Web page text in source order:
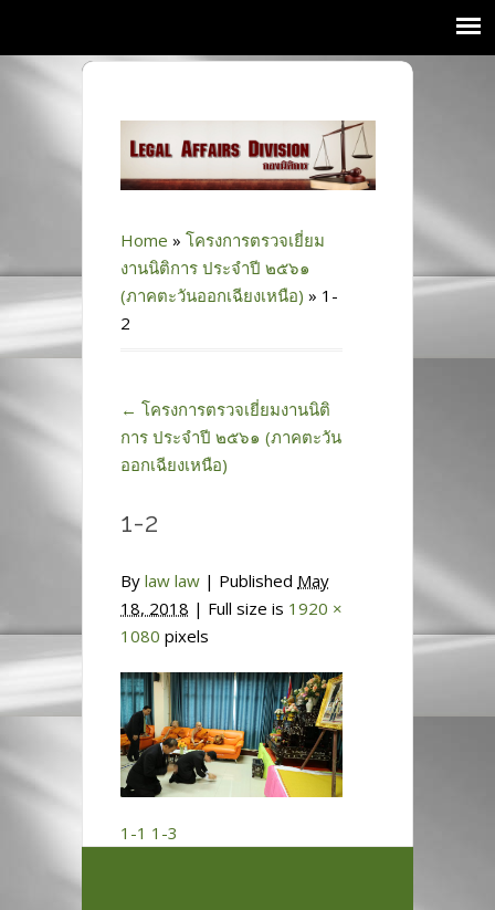
Home » โครงการตรวจเยี่ยม
งานนิติการ ประจำปี ๒๕๖๑
(ภาคตะวันออกเฉียงเหนือ) » 1-
2
← โครงการตรวจเยี่ยมงานนิติ
การ ประจำปี ๒๕๖๑ (ภาคตะวัน
ออกเฉียงเหนือ)
1-2
By law law | Published May
18, 2018 | Full size is 1920 ×
1080 pixels
1-1 1-3